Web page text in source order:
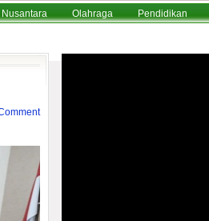
Nusantara Olahraga Pendidikan